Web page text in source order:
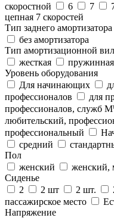
скоростной
6 7
цепная 7 скоростей
Тип заднего амортизатора
без амортизатора
Тип амортизационной
жесткая
пружинная
Уровень оборудования
Для начинающих
профессионалов
для
профессионалов, служб
любительский,
профессиональный
средний
Пол
женский
женский,
Сиденье
2
2 шт 2 шт.
пассажирское место
Напряжение